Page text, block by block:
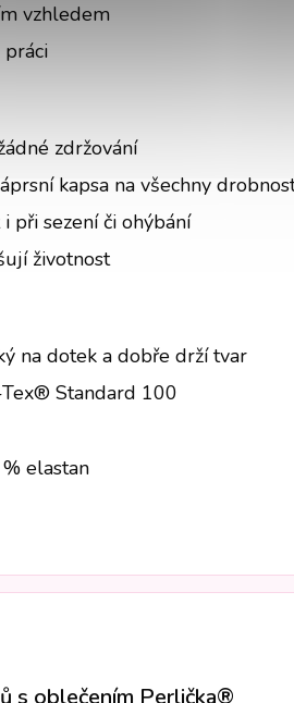
vzhledem
zdržování
kapsa na všechny
při sezení či ohýbání
životnost
na dotek a dobře drží tvar
Standard 100
elastan
s oblečením Perlička®